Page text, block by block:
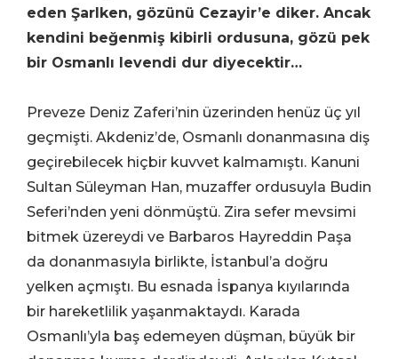
eden Şarlken, gözünü Cezayir’e diker. Ancak
kendini beğenmiş kibirli ordusuna, gözü pek
bir Osmanlı levendi dur diyecektir…
Preveze Deniz Zaferi’nin üzerinden henüz üç yıl
geçmişti. Akdeniz’de, Osmanlı donanmasına diş
geçirebilecek hiçbir kuvvet kalmamıştı. Kanuni
Sultan Süleyman Han, muzaffer ordusuyla Budin
Seferi’nden yeni dönmüştü. Zira sefer mevsimi
bitmek üzereydi ve Barbaros Hayreddin Paşa
da donanmasıyla birlikte, İstanbul’a doğru
yelken açmıştı. Bu esnada İspanya kıyılarında
bir hareketlilik yaşanmaktaydı. Karada
Osmanlı’yla baş edemeyen düşman, büyük bir